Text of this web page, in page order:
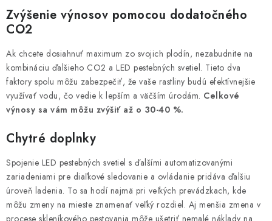
Zvýšenie výnosov pomocou dodatočného
CO2
Ak chcete dosiahnuť maximum zo svojich plodín, nezabudnite na
kombináciu ďalšieho CO2 a LED pestebných svetiel. Tieto dva
faktory spolu môžu zabezpečiť, že vaše rastliny budú efektívnejšie
využívať vodu, čo vedie k lepším a väčším úrodám. Celkové
výnosy sa vám môžu zvýšiť až o 30-40 %.
Chytré doplnky
Spojenie LED pestebných svetiel s ďalšími automatizovanými
zariadeniami pre diaľkové sledovanie a ovládanie pridáva ďalšiu
úroveň ladenia. To sa hodí najmä pri veľkých prevádzkach, kde
môžu zmeny na mieste znamenať veľký rozdiel. Aj menšia zmena v
procese skleníkového pestovania môže ušetriť nemalé náklady na